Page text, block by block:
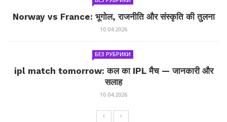
Norway vs France: भूगोल, राजनीति और संस्कृति की तुलना
10.04.2026
БЕЗ РУБРИКИ
ipl match tomorrow: कल का IPL मैच — जानकारी और
सलाह
10.04.2026